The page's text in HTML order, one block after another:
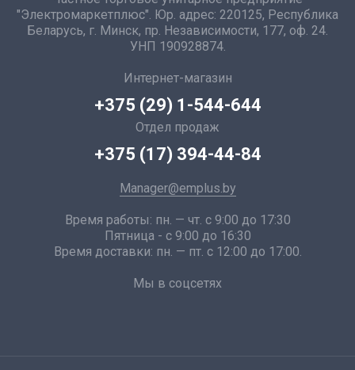
"Электромаркетплюс". Юр. адрес: 220125, Республика
Беларусь, г. Минск, пр. Независимости, 177, оф. 24.
УНП 190928874.
Интернет-магазин
+375 (29) 1-544-644
Отдел продаж
+375 (17) 394-44-84
Manager@emplus.by
Время работы: пн. — чт. с 9:00 до 17:30
Пятница - с 9:00 до 16:30
Время доставки: пн. — пт. с 12:00 до 17:00.
Мы в соцсетях